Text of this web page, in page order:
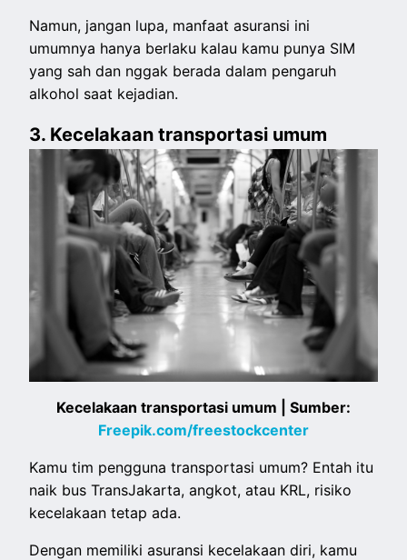
Namun, jangan lupa, manfaat asuransi ini
umumnya hanya berlaku kalau kamu punya SIM
yang sah dan nggak berada dalam pengaruh
alkohol saat kejadian.
3. Kecelakaan transportasi umum
Kecelakaan transportasi umum | Sumber:
Freepik.com/freestockcenter
Kamu tim pengguna transportasi umum? Entah itu
naik bus TransJakarta, angkot, atau KRL, risiko
kecelakaan tetap ada.
Dengan memiliki asuransi kecelakaan diri, kamu